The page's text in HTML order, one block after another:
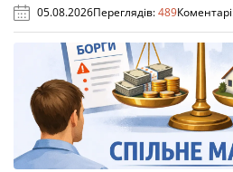
05.08.2026Переглядів:489